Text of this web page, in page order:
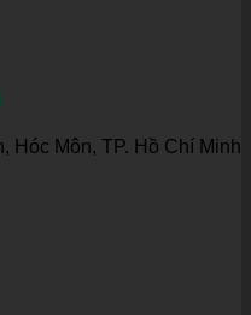
Hóc Môn, TP. Hồ Chí Minh